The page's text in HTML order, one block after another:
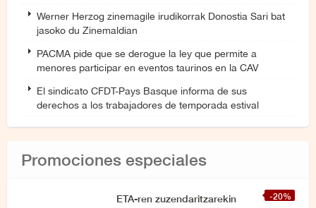
Werner Herzog zinemagile irudikorrak Donostia Sari bat
jasoko du Zinemaldian
PACMA pide que se derogue la ley que permite a
menores participar en eventos taurinos en la CAV
El sindicato CFDT-Pays Basque informa de sus
derechos a los trabajadores de temporada estival
Promociones especiales
-20%
ETA-ren zuzendaritzarekin